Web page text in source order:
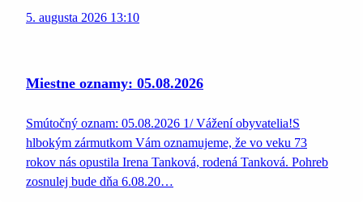
5. augusta 2026 13:10
Miestne oznamy: 05.08.2026
Smútočný oznam: 05.08.2026 1/ Vážení obyvatelia!S
hlbokým zármutkom Vám oznamujeme, že vo veku 73
rokov nás opustila Irena Tanková, rodená Tanková. Pohreb
zosnulej bude dňa 6.08.20…